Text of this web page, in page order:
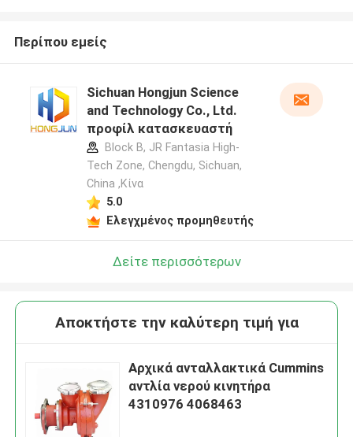
Περίπου εμείς
Sichuan Hongjun Science
and Technology Co., Ltd.
προφίλ κατασκευαστή
Block B, JR Fantasia High-
Tech Zone, Chengdu, Sichuan,
China ,Κίνα
5.0
Ελεγχμένος προμηθευτής
Δείτε περισσότερων
Αποκτήστε την καλύτερη τιμή για
Αρχικά ανταλλακτικά Cummins
αντλία νερού κινητήρα
4310976 4068463